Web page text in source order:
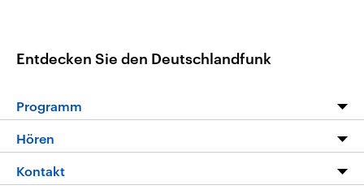
Entdecken Sie den Deutschlandfunk
Programm
Die Nachrichten
Hören
Livestream
Kontakt